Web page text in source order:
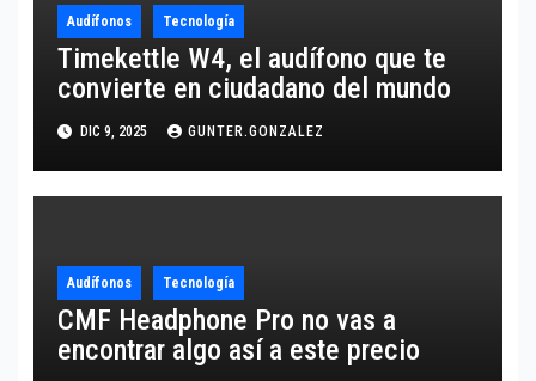
Audífonos Tecnología
Timekettle W4, el audífono que te
convierte en ciudadano del mundo
DIC 9, 2025 GUNTER.GONZALEZ
Audífonos Tecnología
CMF Headphone Pro no vas a
encontrar algo así a este precio